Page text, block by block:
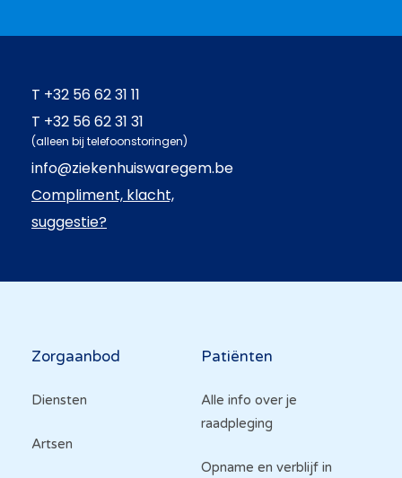
T +32 56 62 31 11
T +32 56 62 31 31
(alleen bij telefoonstoringen)
info@ziekenhuiswaregem.be
Compliment, klacht,
suggestie?
Hoofdnavigatie
Zorgaanbod
Diensten
Artsen
Patiënten
Alle info over je
raadpleging
Opname en verblijf in